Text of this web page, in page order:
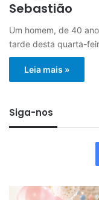
Sebastião
Um homem, de 40
tarde desta quarta-
Leia mais »
Siga-nos